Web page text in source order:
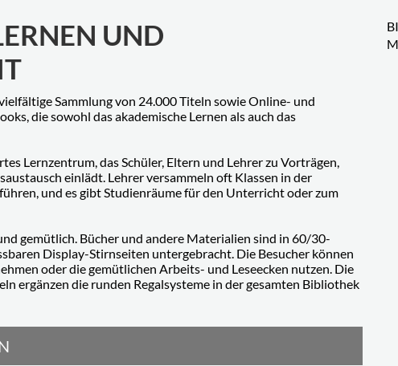
UND
Sammlung von 24.000 Titeln sowie Online- und
die sowohl das akademische Lernen als auch das
Lernzentrum, das Schüler, Eltern und Lehrer zu Vorträgen,
einlädt. Lehrer versammeln oft Klassen in der
und es gibt Studienräume für den Unterricht oder zum
gemütlich. Bücher und andere Materialien sind in 60/30-
Display-Stirnseiten untergebracht. Die Besucher können
oder die gemütlichen Arbeits- und Leseecken nutzen. Die
ergänzen die runden Regalsysteme in der gesamten Bibliothek